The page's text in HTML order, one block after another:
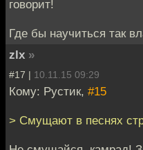
говорит!
Где бы научиться так
zlx »
#17 | 10.11.15 09:29
Кому: Рустик, #15
> Смущают в песнях